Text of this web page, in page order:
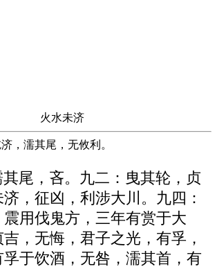
火水未济
，濡其尾，无攸利。
尾，吝。九二：曳其轮，贞
，征凶，利涉大川。九四：
震用伐鬼方，三年有赏于大
，无悔，君子之光，有孚，
于饮酒，无咎，濡其首，有